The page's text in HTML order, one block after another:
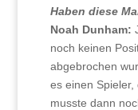
Haben diese
Noah Dunham:
noch keinen
abgebrochen
es einen
musste dann